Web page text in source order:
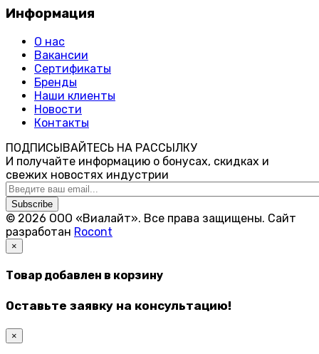
Информация
О нас
Вакансии
Сертификаты
Бренды
Наши клиенты
Новости
Контакты
ПОДПИСЫВАЙТЕСЬ НА РАССЫЛКУ
И получайте информацию о бонусах, скидках и
свежих новостях индустрии
Subscribe
© 2026 ООО «Виалайт». Все права защищены. Cайт
разработан Rocont
×
Товар добавлен в корзину
Оставьте заявку на консультацию!
×